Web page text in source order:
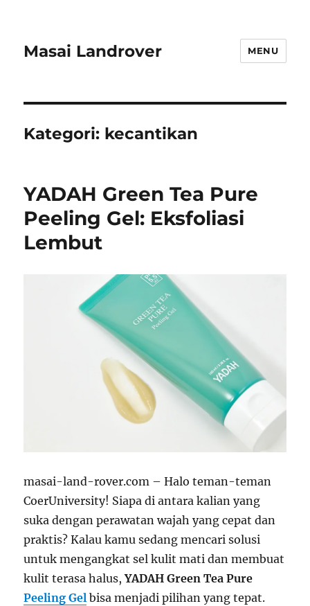
Masai Landrover MENU
Kategori: kecantikan
YADAH Green Tea Pure
Peeling Gel: Eksfoliasi
Lembut
masai-land-rover.com – Halo teman-teman
CoerUniversity! Siapa di antara kalian yang
suka dengan perawatan wajah yang cepat dan
praktis? Kalau kamu sedang mencari solusi
untuk mengangkat sel kulit mati dan membuat
kulit terasa halus,YADAH Green Tea Pure
Peeling Gel bisa menjadi pilihan yang tepat.